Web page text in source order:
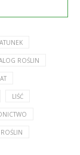
ROŚLIN
LIŚĆ